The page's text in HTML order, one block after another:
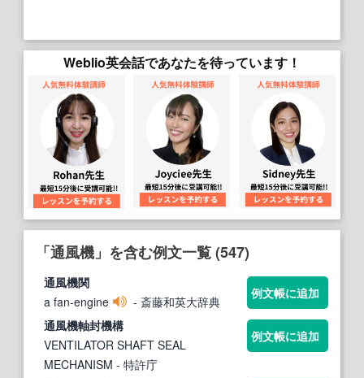
Weblio英会話であなたを待っています！
「通風機」を含む例文一覧 (547)
通風機関
a fan-engine
- 斎藤和英大辞典
例文帳に追加
通風機軸封機構
VENTILATOR SHAFT SEAL
MECHANISM - 特許庁
例文帳に追加